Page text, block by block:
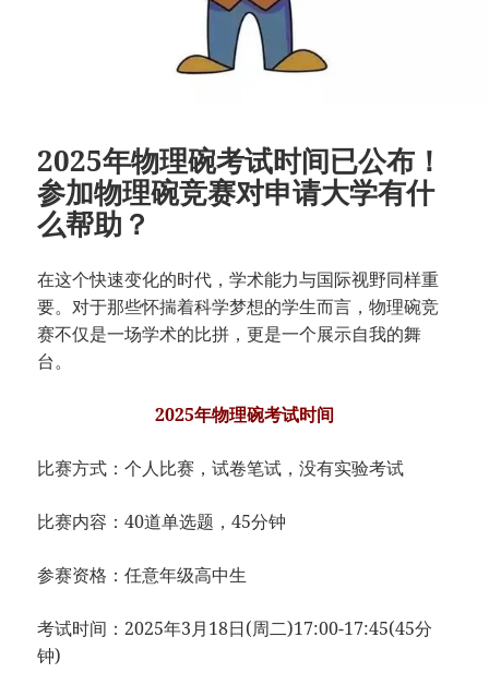
2025年物理碗考试时间已公布！
参加物理碗竞赛对申请大学有什
么帮助？
在这个快速变化的时代，学术能力与国际视野同样重
要。对于那些怀揣着科学梦想的学生而言，物理碗竞
赛不仅是一场学术的比拼，更是一个展示自我的舞
台。
2025年物理碗考试时间
比赛方式：个人比赛，试卷笔试，没有实验考试
比赛内容：40道单选题，45分钟
参赛资格：任意年级高中生
考试时间：2025年3月18日(周二)17:00-17:45(45分
钟)